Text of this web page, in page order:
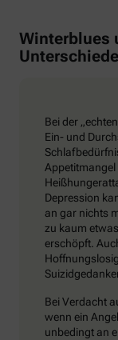
Winterblues
Unterschiede
Bei der
Ein- und
Depression
an gar nichts
zu kaum
erschöpft.
Bei Verdacht
wenn ein
unbedingt an